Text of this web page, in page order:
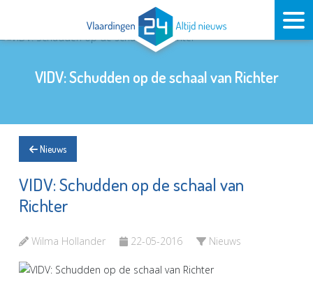
VIDV: Schudden op de schaal van Richter
Nieuws
VIDV: Schudden op de schaal van
Richter
Wilma Hollander 22-05-2016 Nieuws